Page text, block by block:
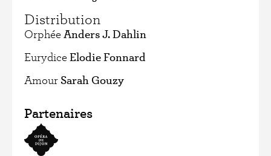
Distribution
Orphée Anders J. Dahlin
Eurydice Elodie Fonnard
Amour Sarah Gouzy
Partenaires